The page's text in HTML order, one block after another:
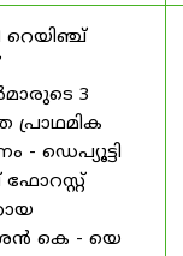
റെയിഞ്ച്
3
പ്രാഥമിക
- ഡെപ്യൂട്ടി
ഫോറസ്റ്റ്
കെ - യെ